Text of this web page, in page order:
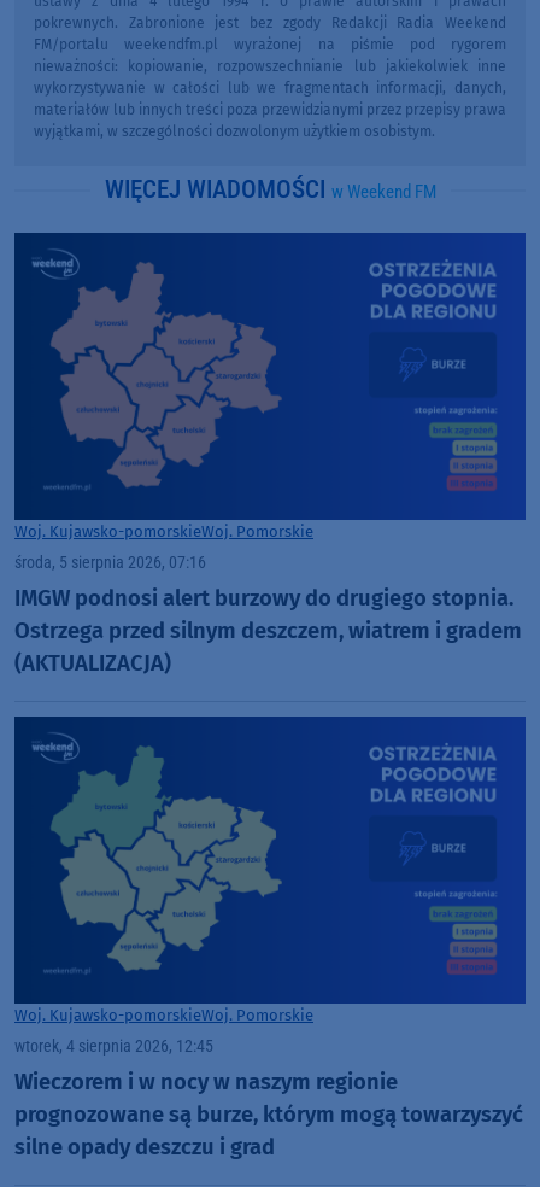
pokrewnych. Zabronione jest bez zgody Redakcji Radia Weekend
FM/portalu weekendfm.pl wyrażonej na piśmie pod rygorem
nieważności: kopiowanie, rozpowszechnianie lub jakiekolwiek inne
wykorzystywanie w całości lub we fragmentach informacji, danych,
materiałów lub innych treści poza przewidzianymi przez przepisy prawa
wyjątkami, w szczególności dozwolonym użytkiem osobistym.
WIĘCEJ WIADOMOŚCI w Weekend FM
Woj. Kujawsko-pomorskieWoj. Pomorskie
środa, 5 sierpnia 2026, 07:16
IMGW podnosi alert burzowy do drugiego stopnia.
Ostrzega przed silnym deszczem, wiatrem i gradem
(AKTUALIZACJA)
Woj. Kujawsko-pomorskieWoj. Pomorskie
wtorek, 4 sierpnia 2026, 12:45
Wieczorem i w nocy w naszym regionie
prognozowane są burze, którym mogą towarzyszyć
silne opady deszczu i grad